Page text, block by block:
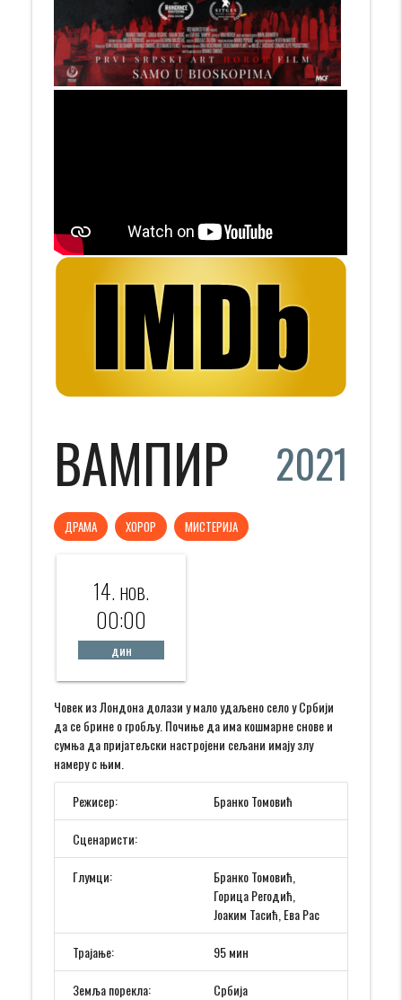
ВАМПИР 2021
ДРАМА ХОРОР МИСТЕРИЈА
14. нов.
00:00
дин
Човек из Лондона долази у мало удаљено село у Србији
да се брине о гробљу. Почиње да има кошмарне снове и
сумња да пријатељски настројени сељани имају злу
намеру с њим.
Режисер:
Бранко Томовић
Сценаристи:
Глумци:
Бранко Томовић,
Горица Регодић,
Јоаким Тасић, Ева Рас
Трајање:
95 мин
Земља порекла:
Србија